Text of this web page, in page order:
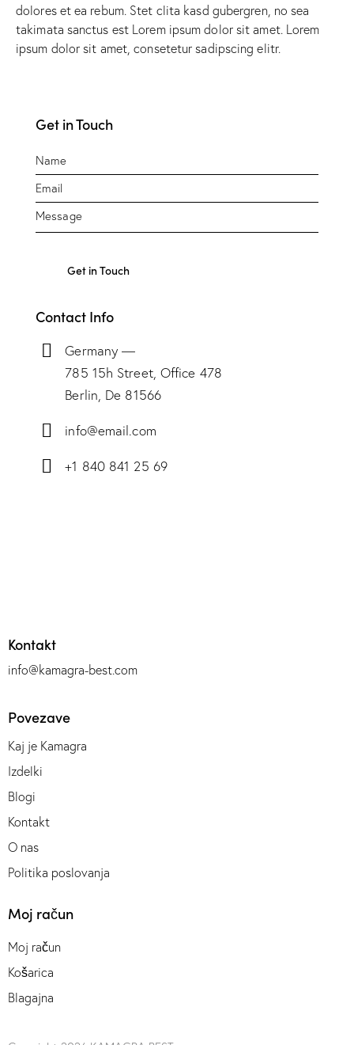
dolores et ea rebum. Stet clita kasd gubergren, no sea
takimata sanctus est Lorem ipsum dolor sit amet. Lorem
ipsum dolor sit amet, consetetur sadipscing elitr.
Get in Touch
Contact Info
Germany —
785 15h Street, Office 478
Berlin, De 81566
info@email.com
+1 840 841 25 69
Kontakt
info@kamagra-best.com
Povezave
Kaj je Kamagra
Izdelki
Blogi
Kontakt
O nas
Politika poslovanja
Moj račun
Moj račun
Košarica
Blagajna